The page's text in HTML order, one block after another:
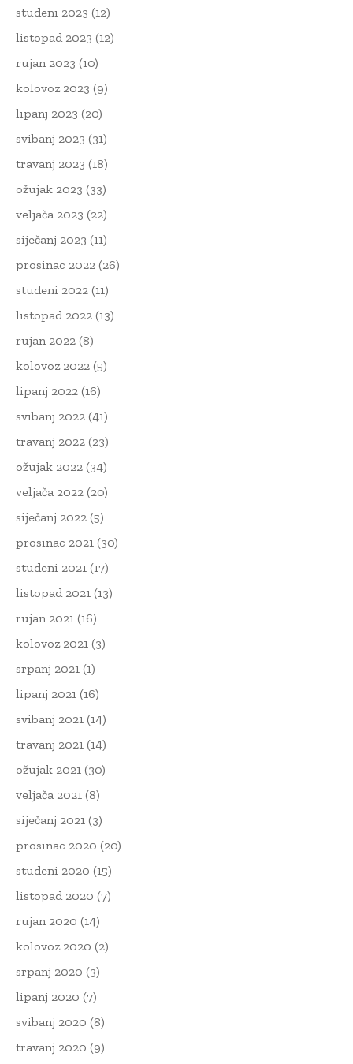
studeni 2023 (12)
listopad 2023 (12)
rujan 2023 (10)
kolovoz 2023 (9)
lipanj 2023 (20)
svibanj 2023 (31)
travanj 2023 (18)
ožujak 2023 (33)
veljača 2023 (22)
siječanj 2023 (11)
prosinac 2022 (26)
studeni 2022 (11)
listopad 2022 (13)
rujan 2022 (8)
kolovoz 2022 (5)
lipanj 2022 (16)
svibanj 2022 (41)
travanj 2022 (23)
ožujak 2022 (34)
veljača 2022 (20)
siječanj 2022 (5)
prosinac 2021 (30)
studeni 2021 (17)
listopad 2021 (13)
rujan 2021 (16)
kolovoz 2021 (3)
srpanj 2021 (1)
lipanj 2021 (16)
svibanj 2021 (14)
travanj 2021 (14)
ožujak 2021 (30)
veljača 2021 (8)
siječanj 2021 (3)
prosinac 2020 (20)
studeni 2020 (15)
listopad 2020 (7)
rujan 2020 (14)
kolovoz 2020 (2)
srpanj 2020 (3)
lipanj 2020 (7)
svibanj 2020 (8)
travanj 2020 (9)